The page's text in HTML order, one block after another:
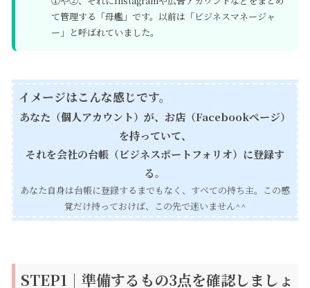
て管理する「母艦」です。以前は「ビジネスマネージャ
ー」と呼ばれていました。
イメージはこんな感じです。
あなた（個人アカウント）が、お店（Facebookページ）
を持っていて、
それを会社の台帳（ビジネスポートフォリオ）に登録す
る。
あなた自身は台帳に登録するまでもなく、すべての持ち主。この感
覚だけ持っておけば、この先で迷いません^^
STEP1｜準備するもの3点を確認しましょ